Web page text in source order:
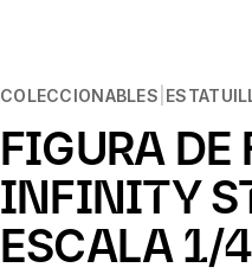
COLECCIONABLES
FIGURA DE
INFINITY
ESCALA 1/4